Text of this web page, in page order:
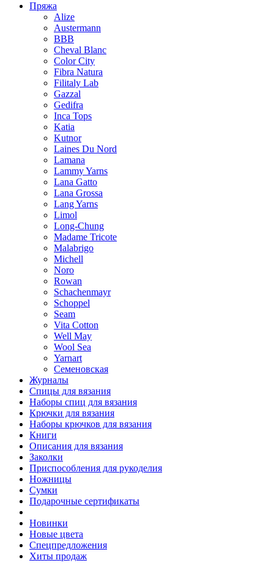
Пряжа
Alize
Austermann
BBB
Cheval Blanc
Color City
Fibra Natura
Filitaly Lab
Gazzal
Gedifra
Inca Tops
Katia
Kutnor
Laines Du Nord
Lamana
Lammy Yarns
Lana Gatto
Lana Grossa
Lang Yarns
Limol
Long-Chung
Madame Tricote
Malabrigo
Michell
Noro
Rowan
Schachenmayr
Schoppel
Seam
Vita Cotton
Well May
Wool Sea
Yarnart
Семеновская
Журналы
Спицы для вязания
Наборы спиц для вязания
Крючки для вязания
Наборы крючков для вязания
Книги
Описания для вязания
Заколки
Приспособления для рукоделия
Ножницы
Сумки
Подарочные сертификаты
Новинки
Новые цвета
Спецпредложения
Хиты продаж